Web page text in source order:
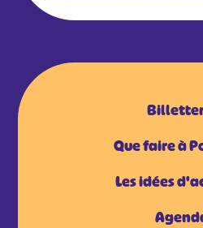
Que faire à
Les idées